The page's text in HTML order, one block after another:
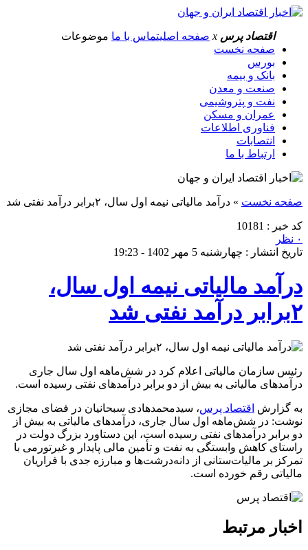
اقتصاد پرس x صفحه اصلیتماس با ما موضوعات
صفحه نخست
بورس
بانک و بیمه
صنعت و معدن
نفت و پتروشیمی
عمران و مسکن
فناوری اطلاعات
انتصابات
ارتباط با ما
صفحه نخست » درآمد مالیاتی نیمه اول سال، ۲برابر درآمد نفتی شد
کد خبر : 10181
۰ نظر
تاریخ انتشار : چهارشنبه 5 مهر 1402 - 19:23
درآمد مالیاتی نیمه اول سال،
۲برابر درآمد نفتی شد
رئیس سازمان مالیاتی اعلام کرد در شش‌ماهه اول سال جاری
درآمدهای مالیاتی به بیش از دو برابر درآمدهای نفتی رسیده است.
به گزارش اقتصاد پرس، سیدمحمدهادی سبحانیان در فضای مجازی
نوشت: در شش‌ماهه اول سال جاری، درآمدهای مالیاتی به بیش از
دو برابر درآمدهای نفتی رسیده است، این دستاورد بزرگ دولت در
راستای کاهش وابستگی به نفت و تأمین مالی پایدار و غیرتورمی با
تمرکز بر مالیات‌ستانی از دانه‌درشت‌ها و مبارزه جدی با فراریان
مالیاتی رقم خورده است.
اخبار مرتبط